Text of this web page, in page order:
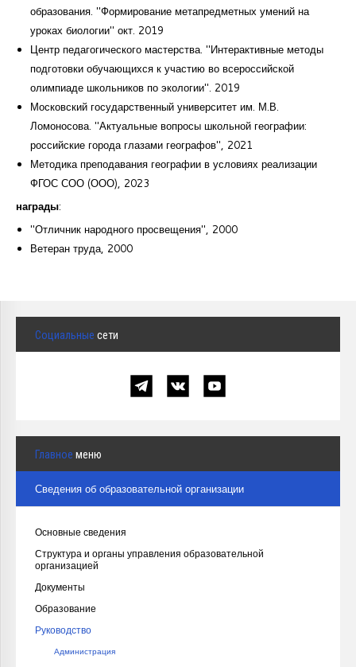
образования. "Формирование метапредметных умений на
уроках биологии" окт. 2019
Центр педагогического мастерства. "Интерактивные методы
подготовки обучающихся к участию во всероссийской
олимпиаде школьников по экологии". 2019
Московский государственный университет им. М.В.
Ломоносова. "Актуальные вопросы школьной географии:
российские города глазами географов", 2021
Методика преподавания географии в условиях реализации
ФГОС СОО (ООО), 2023
награды:
"Отличник народного просвещения", 2000
Ветеран труда, 2000
Социальные сети
Главное меню
Сведения об образовательной организации
Основные сведения
Структура и органы управления образовательной
организацией
Документы
Образование
Руководство
Администрация